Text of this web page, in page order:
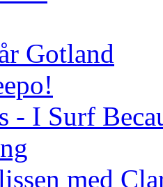
Gotland
- I Surf
med